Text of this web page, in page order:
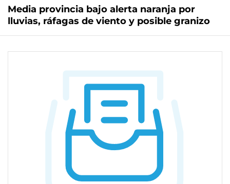
Media provincia bajo alerta naranja por
lluvias, ráfagas de viento y posible granizo